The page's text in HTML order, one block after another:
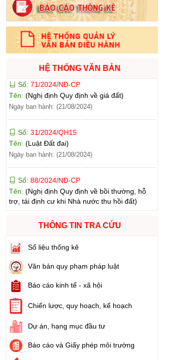
HỆ THỐNG VĂN BẢN
đai năm 2024)
Ngày ban hành: (21/08/2024)
Số:
71/2024/NĐ-CP
Tên:(Nghị định Quy định về giá đất)
Ngày ban hành: (21/08/2024)
(Luật Đất đai)
Ngày ban hành: (21/08/2024)
88/2024/NĐ-CP
(Nghị định Quy định về bồi thường, hỗ
trợ, tái định cư khi Nhà nước thu hồi đất)
Số: 102/2024/NĐ-CP
Tên:
(Nghị định Quy định chi tiết thi hành một
Ngày ban hành: (21/08/2024)
Số:
Tên:
(Nghị định Quy định về tiền sử dụng đất,
tiền thuê đất)
Ngày ban hành: (21/08/2024)
Số:
1731/KH-UBND
Tên:
(Kế hoạch triển khai thi hành Luật Đất
đai năm 2024)
Ngày ban hành: (21/08/2024)
THÔNG TIN TRA CỨU
Số liệu thống kê
Văn bản quy phạm pháp luật
Báo cáo kinh tế - xã hội
Chiến lược, quy hoạch, kế hoạch
Dự án, hạng mục đầu tư
Báo cáo và Giấy phép môi trường